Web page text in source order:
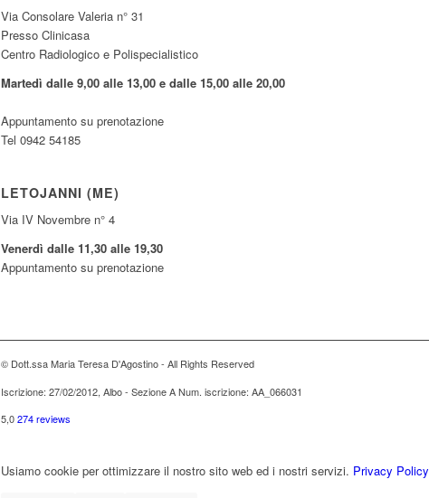
Via Consolare Valeria n° 31
Presso Clinicasa
Centro Radiologico e Polispecialistico
Martedì dalle 9,00 alle 13,00 e dalle 15,00 alle 20,00
Appuntamento su prenotazione
Tel 0942 54185
LETOJANNI (ME)
Via IV Novembre n° 4
Venerdì dalle 11,30 alle 19,30
Appuntamento su prenotazione
© Dott.ssa Maria Teresa D'Agostino - All Rights Reserved
Iscrizione: 27/02/2012, Albo - Sezione A Num. iscrizione: AA_066031
5,0274 reviews
Usiamo cookie per ottimizzare il nostro sito web ed i nostri servizi. Privacy Policy